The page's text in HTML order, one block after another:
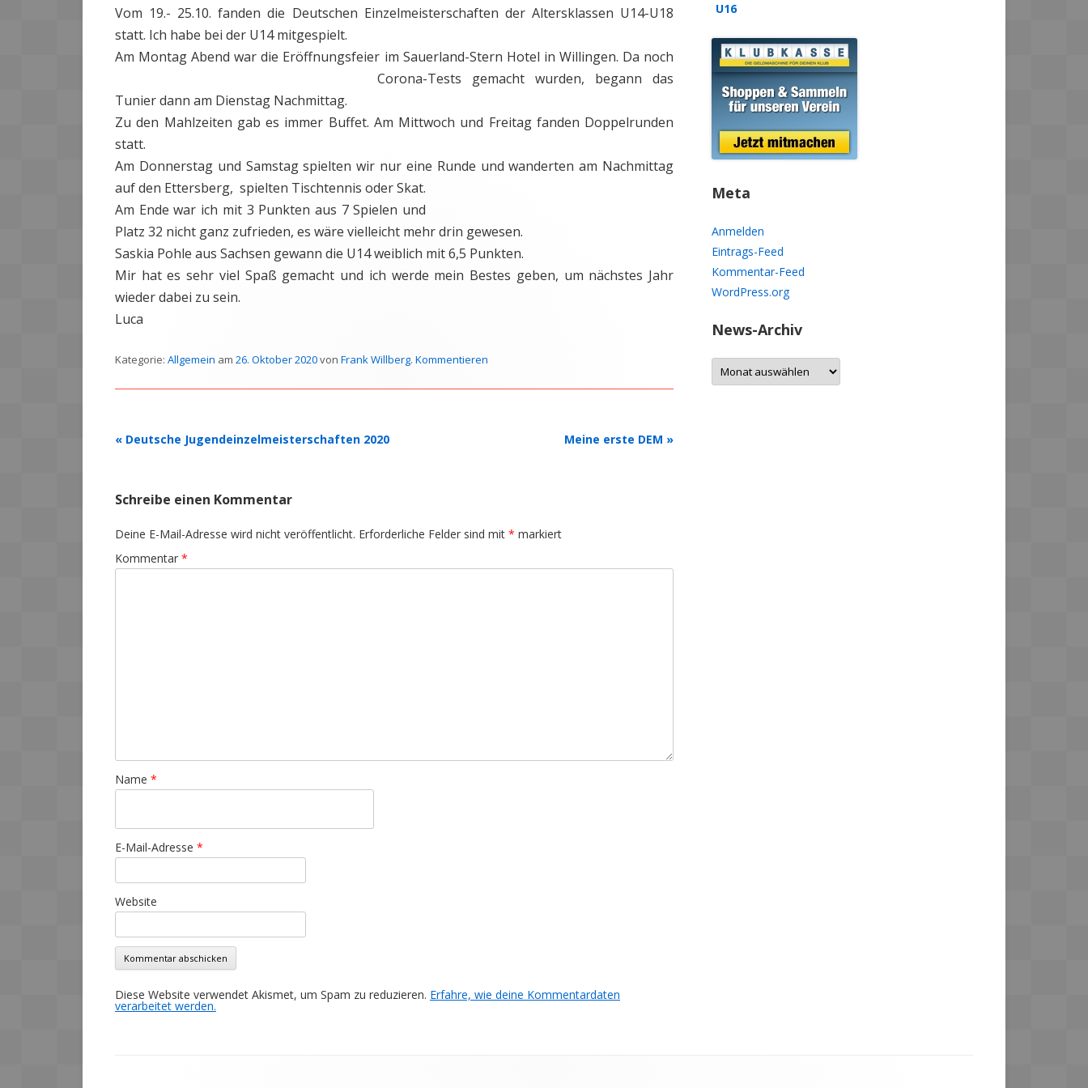
SPIELZEITEN ARCHIV
Vom 19.- 25.10. fanden die Deutschen Einzelmeisterschaften der Altersklassen U14-U18
statt. Ich habe bei der U14 mitgespielt.
Am Montag Abend war die Eröffnungsfeier im Sauerland-Stern Hotel in Willingen. Da noch
Corona-Tests gemacht wurden, begann das
Tunier dann am Dienstag Nachmittag.
Zu den Mahlzeiten gab es immer Buffet. Am Mittwoch und Freitag fanden Doppelrunden
statt.
Am Donnerstag und Samstag spielten wir nur eine Runde und wanderten am Nachmittag
auf den Ettersberg, spielten Tischtennis oder Skat.
Am Ende war ich mit 3 Punkten aus 7 Spielen und
Platz 32 nicht ganz zufrieden, es wäre vielleicht mehr drin gewesen.
Saskia Pohle aus Sachsen gewann die U14 weiblich mit 6,5 Punkten.
Mir hat es sehr viel Spaß gemacht und ich werde mein Bestes geben, um nächstes Jahr
wieder dabei zu sein.
Luca
Kategorie: Allgemein am 26. Oktober 2020von Frank Willberg. Kommentieren
Beitrags-
« Deutsche Jugendeinzelmeisterschaften 2020 Meine erste DEM »
Schreibe einen Kommentar
Deine E-Mail-Adresse wird nicht veröffentlicht. Erforderliche Felder sind mit * markiert
Kommentar *
Name *
E-Mail-Adresse *
Website
Diese Website verwendet Akismet, um Spam zu reduzieren. Erfahre, wie deine Kommentardaten
verarbeitet werden.
U16
Meta
Anmelden
Eintrags-Feed
Kommentar-Feed
WordPress.org
News-Archiv
N
w